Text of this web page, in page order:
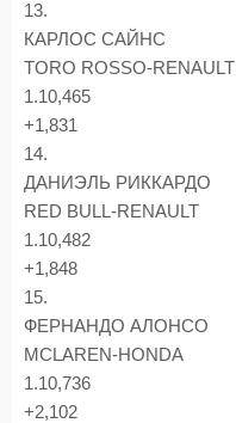
13.
КАРЛОС САЙНС
TORO ROSSO-RENAULT
1.10,465
+1,831
14.
ДАНИЭЛЬ РИККАРДО
RED BULL-RENAULT
1.10,482
+1,848
15.
ФЕРНАНДО АЛОНСО
MCLAREN-HONDA
1.10,736
+2,102